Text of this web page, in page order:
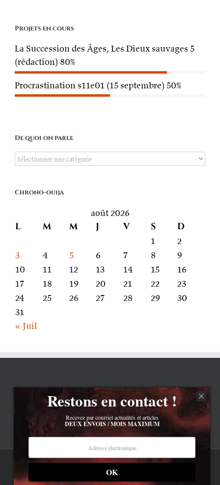
Projets en cours
La Succession des Âges, Les Dieux sauvages 5
(rédaction) 80%
Procrastination s11e01 (15 septembre) 50%
De quoi on parle
De
parle
Chrono-ouija
août 2026
L M M J V S D
1
2
3
4 5 6 7 8
9
10
11 12 13 14 15
16
17
18 19 20 21 22
23
24
25 26 27 28 29
30
31
« Juil
Contenu © Lionel Davoust sauf exceptions précisées.
Cliquez ici pour lire les mentions légales barbantes
Restons en contact !
Recevez par courriel actualités et articles
DEUX ENVOIS / MOIS MAXIMUM
OK